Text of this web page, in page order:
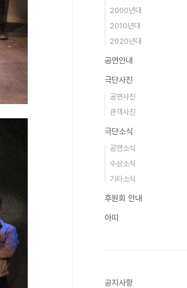
2000년대
2010년대
2020년대
공연안내
극단사진
공연사진
관객사진
극단소식
공연소식
수상소식
기타소식
후원회 안내
아띠
공지사항